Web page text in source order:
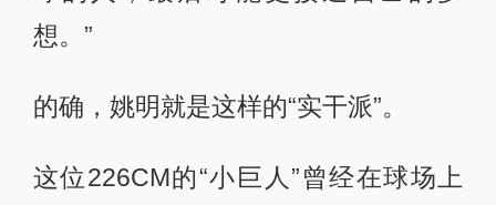
想。”
的确，姚明就是这样的“实干派”。
这位226CM的“小巨人”曾经在球场上